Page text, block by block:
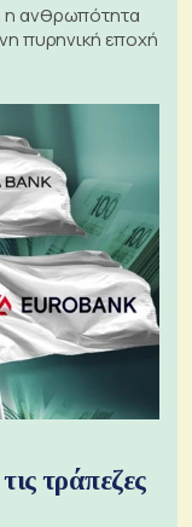
η ανθρωπότητα
πυρηνική εποχή
τράπεζες